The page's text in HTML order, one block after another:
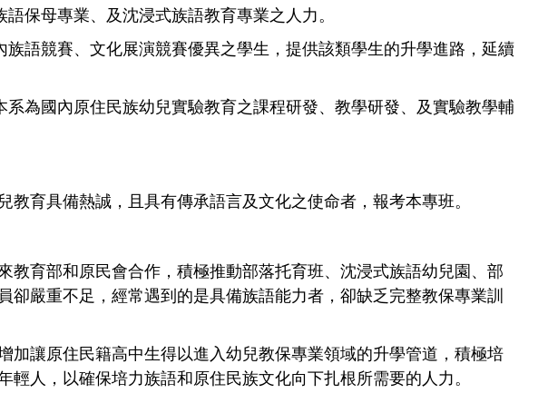
保母專業、及沈浸式族語教育專業之人力。
語競賽、文化展演競賽優異之學生，提供該類學生的升學進路，延續
為國內原住民族幼兒實驗教育之課程研發、教學研發、及實驗教學輔
育具備熱誠，且具有傳承語言及文化之使命者，報考本專班。
育部和原民會合作，積極推動部落托育班、沈浸式族語幼兒園、部
嚴重不足，經常遇到的是具備族語能力者，卻缺乏完整教保專業訓
讓原住民籍高中生得以進入幼兒教保專業領域的升學管道，積極培
人，以確保培力族語和原住民族文化向下扎根所需要的人力。